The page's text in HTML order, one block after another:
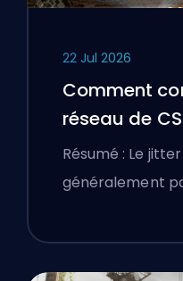
22 Jul 2026
Comment
réseau de
Résumé : Le
généralement